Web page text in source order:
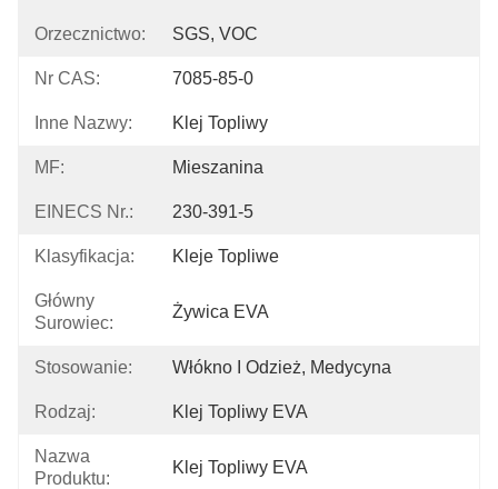
Orzecznictwo: SGS, VOC
Nr CAS: 7085-85-0
Inne Nazwy: Klej Topliwy
MF: Mieszanina
EINECS Nr.: 230-391-5
Klasyfikacja: Kleje Topliwe
Główny
Surowiec:
Żywica EVA
Stosowanie: Włókno I Odzież, Medycyna
Rodzaj: Klej Topliwy EVA
Nazwa
Produktu:
Klej Topliwy EVA